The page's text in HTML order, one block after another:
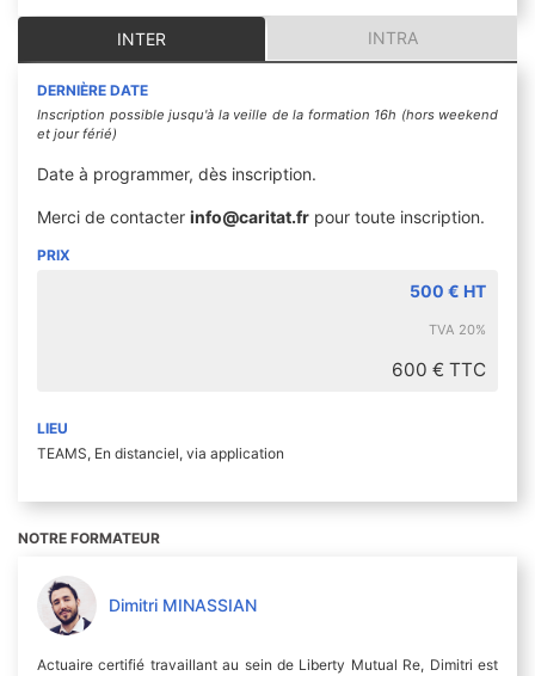
INTER INTRA
DERNIÈRE DATE
Inscription possible jusqu'à la veille de la formation 16h (hors weekend
et jour férié)
Date à programmer, dès inscription.
Merci de contacter info@caritat.fr pour toute inscription.
PRIX
500 € HT
TVA 20%
600 € TTC
LIEU
TEAMS, En distanciel, via application
NOTRE FORMATEUR
Dimitri MINASSIAN
Actuaire certifié travaillant au sein de Liberty Mutual Re, Dimitri est